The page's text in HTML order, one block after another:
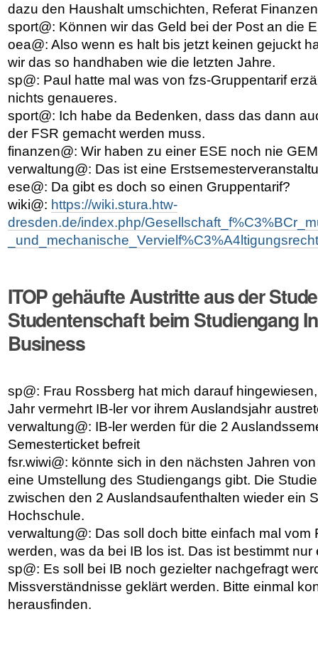
dazu den Haushalt umschichten, Referat
sport@: Können wir das Geld bei der Post an die
oea@: Also wenn es halt bis jetzt keinen gejuckt
wir das so handhaben wie die letzten Jahre.
sp@: Paul hatte mal was von fzs-Gruppentarif
nichts genaueres.
sport@: Ich habe da Bedenken, dass das dann
der FSR gemacht werden muss.
finanzen@: Wir haben zu einer ESE noch nie
verwaltung@: Das ist eine
ese@: Da gibt es doch so einen Gruppentarif?
wiki@: https://wiki.stura.htw-
dresden.de/index.php/
ITOP gehäufte Austritte aus der
Studentenschaft beim Studiengang
Business
sp@: Frau Rossberg hat mich darauf
Jahr vermehrt IB-ler vor ihrem Auslandsjahr
verwaltung@: IB-ler werden für die 2
Semesterticket befreit
fsr.wiwi@: könnte sich in den nächsten Jahren
eine Umstellung des Studiengangs gibt. Die
zwischen den 2 Auslandsaufenthalten wieder ein
Hochschule.
verwaltung@: Das soll doch bitte einfach mal vom
werden, was da bei IB los ist. Das ist bestimmt
sp@: Es soll bei IB noch gezielter nachgefragt
Missverständnisse geklärt werden. Bitte einmal
herausfinden.